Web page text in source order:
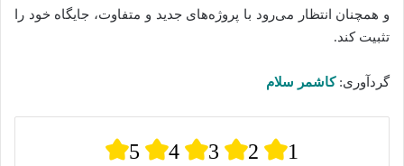
و همچنان انتظار می‌رود با پروژه‌های جدید و متفاوت، جایگاه خود را
تثبیت کند.
گردآوری:کاشمر سلام
5 4 3 2 1